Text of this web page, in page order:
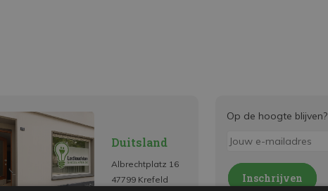
Duitsland
Albrechtplatz 16
47799 Krefeld
Op de hoogte blijven?
Inschrijven